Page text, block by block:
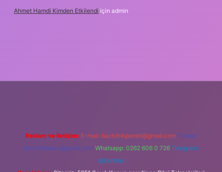
Ahmet Hamdi Kimden Etkilendi için admin
Reklam ve İletişim: E-mail: backlinkpaneli@gmail.com Teams:
forumhizmeti@gmail.com Whatsapp: 0262 606 0 726 Telegram:
@karabul